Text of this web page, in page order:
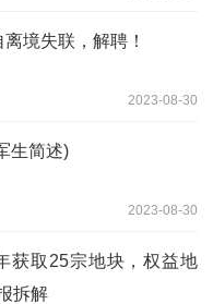
境失联，解聘！
2023-08-30
生简述)
2023-08-30
获取25宗地块，权益地
拆解